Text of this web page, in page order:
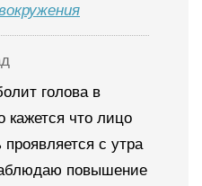
голова в
кажется что лицо
с утра
повышение